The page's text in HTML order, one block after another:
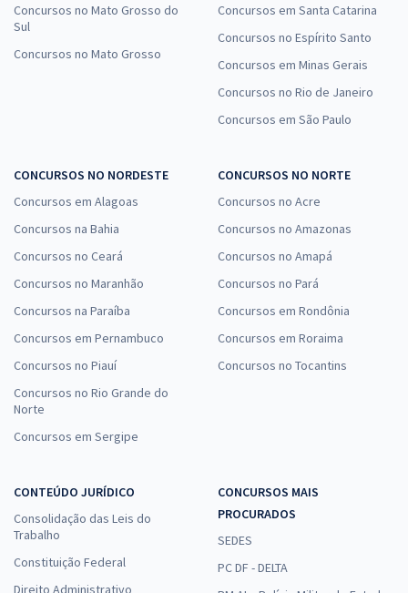
Concursos no Mato Grosso do
Sul
Concursos no Mato Grosso
Concursos em Santa Catarina
Concursos no Espírito Santo
Concursos em Minas Gerais
Concursos no Rio de Janeiro
Concursos em São Paulo
CONCURSOS NO NORDESTE
Concursos em Alagoas
Concursos na Bahia
Concursos no Ceará
Concursos no Maranhão
Concursos na Paraíba
Concursos em Pernambuco
Concursos no Piauí
Concursos no Rio Grande do
Norte
Concursos em Sergipe
CONCURSOS NO NORTE
Concursos no Acre
Concursos no Amazonas
Concursos no Amapá
Concursos no Pará
Concursos em Rondônia
Concursos em Roraima
Concursos no Tocantins
CONTEÚDO JURÍDICO
Consolidação das Leis do
Trabalho
Constituição Federal
Direito Administrativo
CONCURSOS MAIS
PROCURADOS
SEDES
PC DF - DELTA